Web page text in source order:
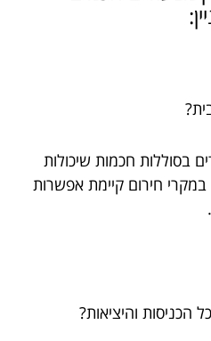
בסוללות חכמות שיכולות
חירום קיימת אפשרות
והיציאות?